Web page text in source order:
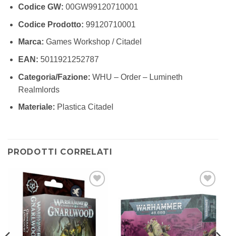
Codice GW: 00GW99120710001
Codice Prodotto: 99120710001
Marca: Games Workshop / Citadel
EAN: 5011921252787
Categoria/Fazione: WHU – Order – Lumineth
Realmlords
Materiale: Plastica Citadel
PRODOTTI CORRELATI
Aggiungi
alla lista
dei
desideri
Aggiungi
alla lista
dei
desideri